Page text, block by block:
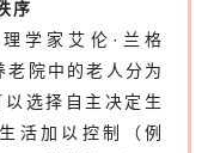
序
学家艾伦 · 兰格
院中的老人分为
选择自主决定生
活加以控制（例